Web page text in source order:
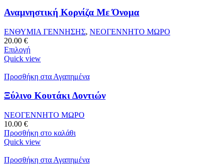
Αναμνηστική Κορνίζα Με Όνομα
ΕΝΘΥΜΙΑ ΓΕΝΝΗΣΗΣ, ΝΕΟΓΕΝΝΗΤΟ ΜΩΡΟ
20.00 €
Επιλογή
Quick view
Προσθήκη στα Αγαπημένα
Ξύλινο Κουτάκι Δοντιών
ΝΕΟΓΕΝΝΗΤΟ ΜΩΡΟ
10.00 €
Προσθήκη στο καλάθι
Quick view
Προσθήκη στα Αγαπημένα